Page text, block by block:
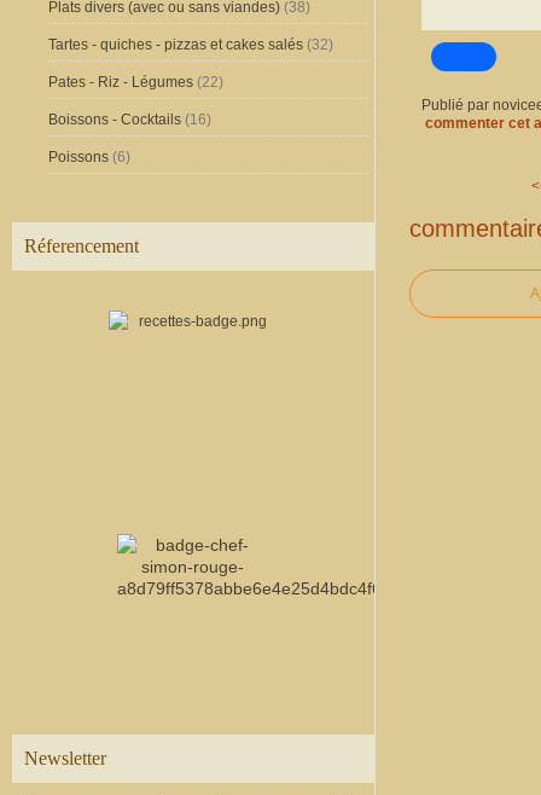
Plats divers (avec ou sans viandes) (38)
Tartes - quiches - pizzas et cakes salés (32)
Pates - Riz - Légumes (22)
Boissons - Cocktails (16)
Poissons (6)
Réferencement
Newsletter
Publié par
commenter cet